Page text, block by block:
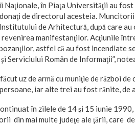
Naţionale, în Piaţa Universităţii au
de directorul acesteia.
de Arhitectură, după care
revenirea manifestanţilor. Acţiunile
astfel că au fost incendiate
Serviciului Român de Informaţii”,
uz de armă cu muniţie de război
iar alte trei au fost rănite, de
în zilele de 14 şi 15 iunie
din mai multe judeţe ale ţării, care